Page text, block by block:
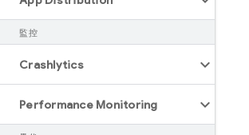
監控
Crashlytics
Performance Monitoring